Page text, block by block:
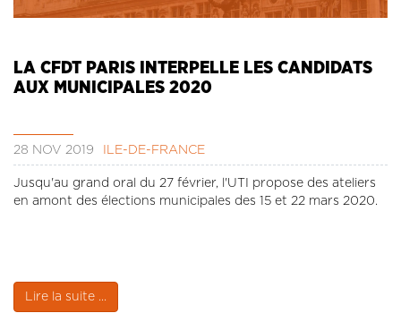
LA CFDT PARIS INTERPELLE LES CANDIDATS
AUX MUNICIPALES 2020
28 NOV 2019 ÎLE-DE-FRANCE
Jusqu'au grand oral du 27 février, l'UTI propose des ateliers
en amont des élections municipales des 15 et 22 mars 2020.
Lire la suite ...